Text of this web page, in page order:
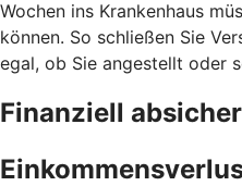
Wochen ins Krankenhaus
können. So schließen Sie
egal, ob Sie angestellt oder
Finanziell